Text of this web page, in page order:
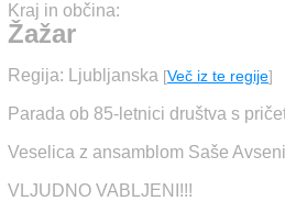
Kraj in občina:
Žažar
Regija: Ljubljanska [Več iz te regije]
Parada ob 85-letnici društva s
Veselica z ansamblom Saše
VLJUDNO VABLJENI!!!